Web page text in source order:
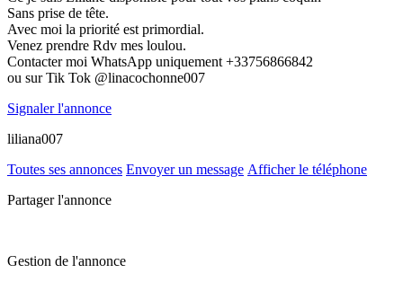
Sans prise de tête.
Avec moi la priorité est primordial.
Venez prendre Rdv mes loulou.
Contacter moi WhatsApp uniquement +33756866842
ou sur Tik Tok @linacochonne007
Signaler l'annonce
liliana007
Toutes ses annonces Envoyer un message Afficher le téléphone
Partager l'annonce
Gestion de l'annonce